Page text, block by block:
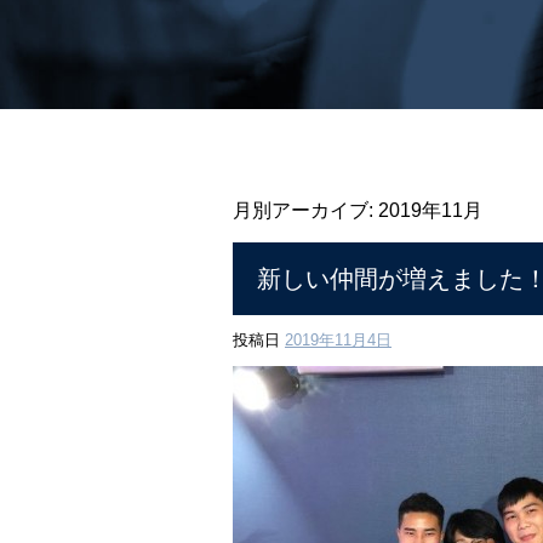
月別アーカイブ: 2019年11月
新しい仲間が増えました
投稿日 2019年11月4日